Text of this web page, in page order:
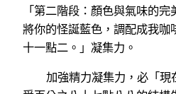
「第二階段：顏色與氣味的
將你的怪誕藍色，調配成我咖
十一點二。」凝集力。
加強精力凝集力，必「現